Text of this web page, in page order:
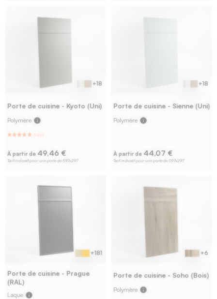
Porte de cuisine - Kyoto (Uni)
Polymère info
À partir de 49,46 €
Tarif indicatif pour une porte de 597x297
+18
Porte de cuisine - Sienne (Uni)
Polymère info
À partir de 44,07 €
Tarif indicatif pour une porte de 597x297
+18
Porte de cuisine - Prague
(RAL)
Laque info
+181
Porte de cuisine - Soho (Bois)
Polymère info
+6